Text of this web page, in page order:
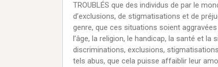
TROUBLÉS que des individus de par le
d’exclusions, de stigmatisations et de
genre, que ces situations soient
l’âge, la religion, le handicap, la santé et
discriminations, exclusions,
tels abus, que cela puisse affaiblir leur